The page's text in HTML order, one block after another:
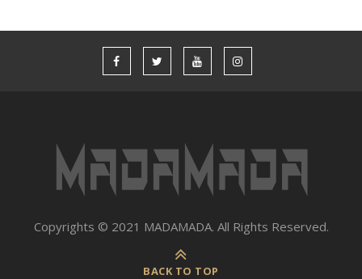
Copyrights © 2021 MADAMADA. All Rights Reserved.
BACK TO TOP